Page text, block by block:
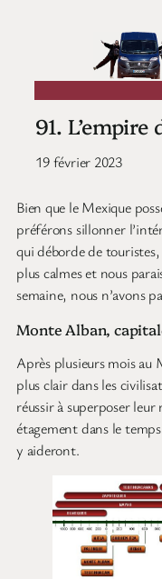
91.
19 février 2023
Bien que le Mexique
préférons sillonner
qui déborde de
plus calmes et nous
semaine, nous n’avons
Monte Alban,
Après plusieurs mois au
plus clair dans les
réussir à superposer
étagement dans le
y aideront.